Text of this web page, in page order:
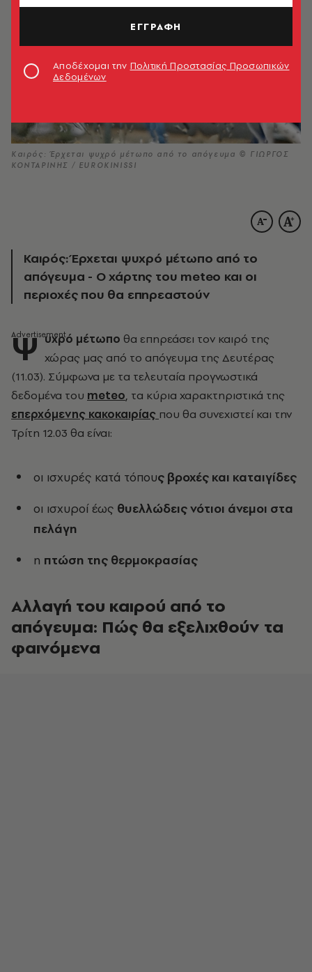
Καιρός: Έρχεται ψυχρό μέτωπο από το απόγευμα © ΓΙΩΡΓΟΣ
ΚΟΝΤΑΡΙΝΗΣ / EUROKINISSI
Καιρός: Έρχεται ψυχρό μέτωπο από το
απόγευμα - Ο χάρτης του meteo και οι
περιοχές που θα επηρεαστούν
Ψ υχρό μέτωπο θα επηρεάσει τον καιρό της
χώρας μας από το απόγευμα της Δευτέρας
(11.03). Σύμφωνα με τα τελευταία προγνωστικά
δεδομένα του meteo, τα κύρια χαρακτηριστικά της
επερχόμενης κακοκαιρίας που θα συνεχιστεί και την
Τρίτη 12.03 θα είναι:
οι ισχυρές κατά τόπους βροχές και καταιγίδες
οι ισχυροί έως θυελλώδεις νότιοι άνεμοι στα
πελάγη
η πτώση της θερμοκρασίας
Αλλαγή του καιρού από το
απόγευμα: Πώς θα εξελιχθούν τα
φαινόμενα
ΕΓΓΡΑΦΗ
Αποδέχομαι την Πολιτική Προστασίας Προσωπικών
Δεδομένων